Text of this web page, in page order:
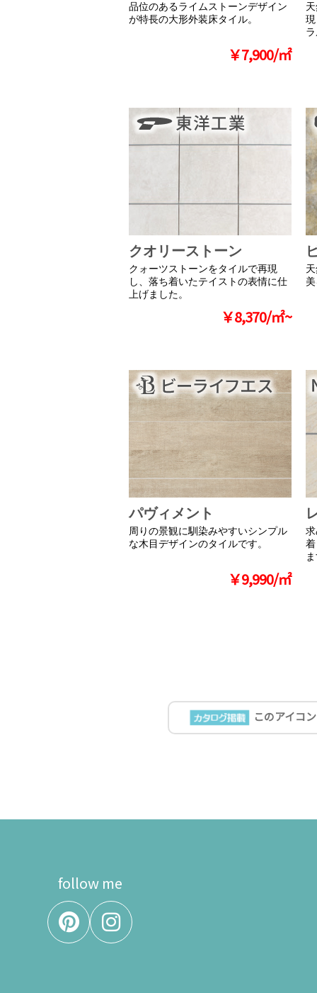
品位のあるライムストーンデザイン
が特長の大形外装床タイル。
￥7,900/㎡
クオリーストーン
クォーツストーンをタイルで再現
し、落ち着いたテイストの表情に仕
上げました。
￥8,370/㎡~
パヴィメント
周りの景観に馴染みやすいシンプル
な木目デザインのタイルです。
￥9,990/㎡
このアイコ
follow me